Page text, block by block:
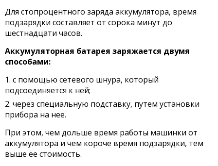
Для стопроцентного заряда аккумулятора, время
подзарядки составляет от сорока минут до
шестнадцати часов.
Аккумуляторная батарея заряжается двумя
способами:
с помощью сетевого шнура, который
подсоединяется к ней;
через специальную подставку, путем установки
прибора на нее.
При этом, чем дольше время работы машинки от
аккумулятора и чем короче время подзарядки, тем
выше ее стоимость.